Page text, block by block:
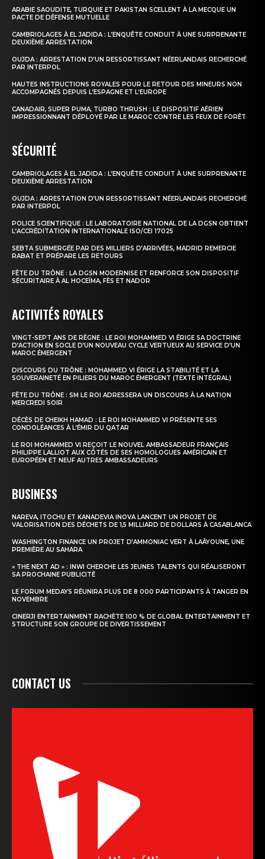
ARABIE SAOUDITE, TURQUIE ET PAKISTAN SCELLENT À LA MECQUE UN
PACTE DE DÉFENSE MUTUELLE
CAMBRIOLAGES À EL JADIDA : L’ENQUÊTE CONDUIT À UNE SURPRENANTE
DEUXIÈME ARRESTATION
OUJDA : ARRESTATION D’UN RESSORTISSANT NÉERLANDAIS RECHERCHÉ
PAR INTERPOL
HAUTES INSTRUCTIONS ROYALES POUR LE RETOUR DES MINEURS NON
ACCOMPAGNÉS DEPUIS L’ESPAGNE ET L’EUROPE
CANADAIR, SUPER PUMA, TURBO THRUSH : LE DISPOSITIF AÉRIEN
IMPRESSIONNANT DÉPLOYÉ PAR LE MAROC CONTRE LES FEUX DE FORÊT
SÉCURITÉ
CAMBRIOLAGES À EL JADIDA : L’ENQUÊTE CONDUIT À UNE SURPRENANTE
DEUXIÈME ARRESTATION
OUJDA : ARRESTATION D’UN RESSORTISSANT NÉERLANDAIS RECHERCHÉ
PAR INTERPOL
POLICE SCIENTIFIQUE : LE LABORATOIRE NATIONAL DE LA DGSN OBTIENT
L’ACCRÉDITATION INTERNATIONALE ISO/CEI 17025
SEBTA SUBMERGÉE PAR DES MILLIERS D’ARRIVÉES, MADRID REMERCIE
RABAT ET PRÉPARE LES RETOURS
FÊTE DU TRÔNE : LA DGSN MODERNISE ET RENFORCE SON DISPOSITIF
SÉCURITAIRE À AL HOCEÏMA, FÈS ET NADOR
ACTIVITÉS ROYALES
VINGT-SEPT ANS DE RÈGNE : LE ROI MOHAMMED VI ÉRIGE SA DOCTRINE
D’ACTION EN SOCLE D’UN NOUVEAU CYCLE VERTUEUX AU SERVICE D’UN
MAROC ÉMERGENT
DISCOURS DU TRÔNE : MOHAMMED VI ÉRIGE LA STABILITÉ ET LA
SOUVERAINETÉ EN PILIERS DU MAROC ÉMERGENT (TEXTE INTÉGRAL)
FÊTE DU TRÔNE : SM LE ROI ADRESSERA UN DISCOURS À LA NATION
MERCREDI SOIR
DÉCÈS DE CHEIKH HAMAD : LE ROI MOHAMMED VI PRÉSENTE SES
CONDOLÉANCES À L’ÉMIR DU QATAR
LE ROI MOHAMMED VI REÇOIT LE NOUVEL AMBASSADEUR FRANÇAIS
PHILIPPE LALLIOT AUX CÔTÉS DE SES HOMOLOGUES AMÉRICAIN ET
EUROPÉEN ET NEUF AUTRES AMBASSADEURS
BUSINESS
NAREVA, ITOCHU ET KANADEVIA INOVA LANCENT UN PROJET DE
VALORISATION DES DÉCHETS DE 1,5 MILLIARD DE DOLLARS À CASABLANCA
WASHINGTON FINANCE UN PROJET D’AMMONIAC VERT À LAÂYOUNE, UNE
PREMIÈRE AU SAHARA
« THE NEXT AD » : INWI CHERCHE LES JEUNES TALENTS QUI RÉALISERONT
SA PROCHAINE PUBLICITÉ
LE FORUM MEDAYS RÉUNIRA PLUS DE 8 000 PARTICIPANTS À TANGER EN
NOVEMBRE
CINERJI ENTERTAINMENT RACHÈTE 100 % DE GLOBAL ENTERTAINMENT ET
STRUCTURE SON GROUPE DE DIVERTISSEMENT
CONTACT US